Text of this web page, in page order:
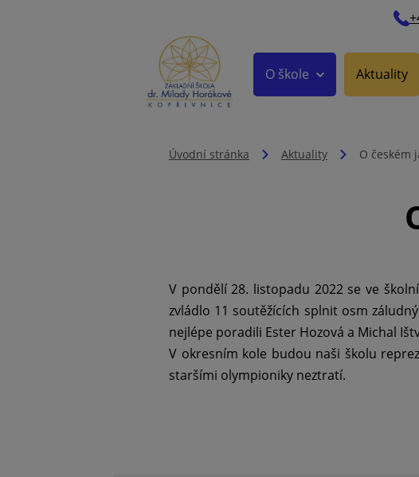
O škole Aktuality
Úvodní stránka Aktuality O českém
V pondělí 28. listopadu 2022 se ve
zvládlo 11 soutěžících splnit osm
nejlépe poradili Ester Hozová a Michal
V okresním kole budou naši školu
staršími olympioniky neztratí.